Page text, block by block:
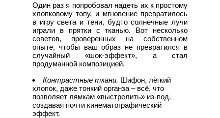
Один раз я попробовал надеть их к простому
хлопковому топу, и мгновение превратилось
в игру света и тени, будто солнечные лучи
играли в прятки с тканью. Вот несколько
советов, проверенных на собственном
опыте, чтобы ваш образ не превратился в
случайный «шок‑эффект», а стал
продуманной композицией.
Контрастные ткани. Шифон, лёгкий
хлопок, даже тонкий органза – всё, что
позволяет лямкам «выстрелить» из‑под,
создавая почти кинематографический
эффект.